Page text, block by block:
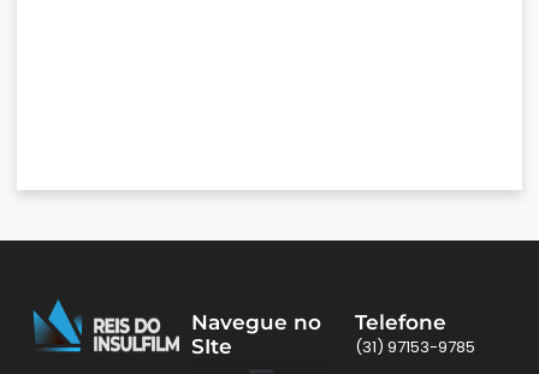
Navegue no
SIte
Telefone
(31) 97153-9785